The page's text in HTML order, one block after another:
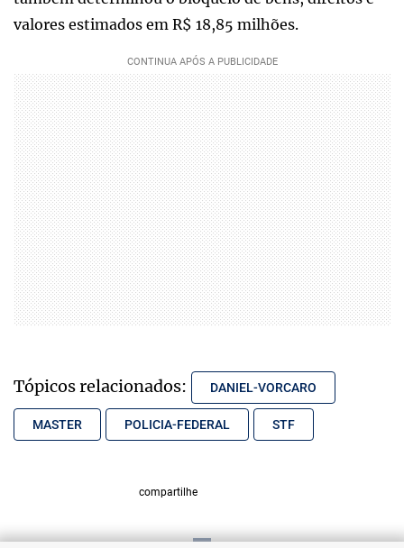
valores estimados em R$ 18,85 milhões.
Tópicos relacionados: DANIEL-VORCARO
MASTER POLICIA-FEDERAL STF
compartilhe